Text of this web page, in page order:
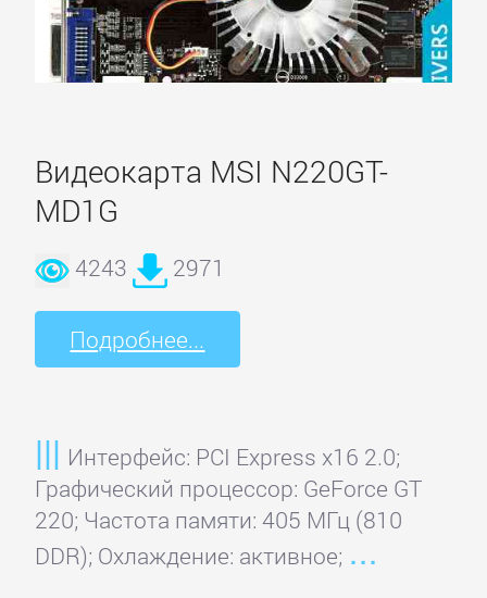
Видеокарта MSI N220GT-
MD1G
4243 2971
Подробнее...
Интерфейс: PCI Express x16 2.0;
Графический процессор: GeForce GT
220; Частота памяти: 405 МГц (810
DDR); Охлаждение: активное;